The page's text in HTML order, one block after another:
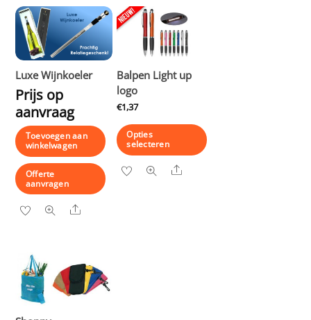
Luxe Wijnkoeler
Prijs op
aanvraag
Toevoegen aan
winkelwagen
Offerte
aanvragen
Share
Balpen Light up
logo
€1,37
Opties
selecteren
Dit
Share